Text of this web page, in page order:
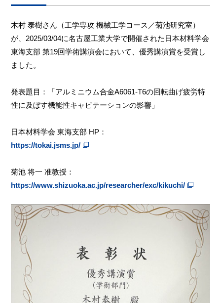
木村 泰樹さん（工学専攻 機械工学コース／菊池研究室）
が、2025/03/04に名古屋工業大学で開催された日本材料学会
東海支部 第19回学術講演会において、優秀講演賞を受賞し
ました。
発表題目：「アルミニウム合金A6061-T6の回転曲げ疲労特
性に及ぼす機能性キャビテーションの影響」
日本材料学会 東海支部 HP：
https://tokai.jsms.jp/
菊池 将一 准教授：
https://www.shizuoka.ac.jp/researcher/exc/kikuchi/